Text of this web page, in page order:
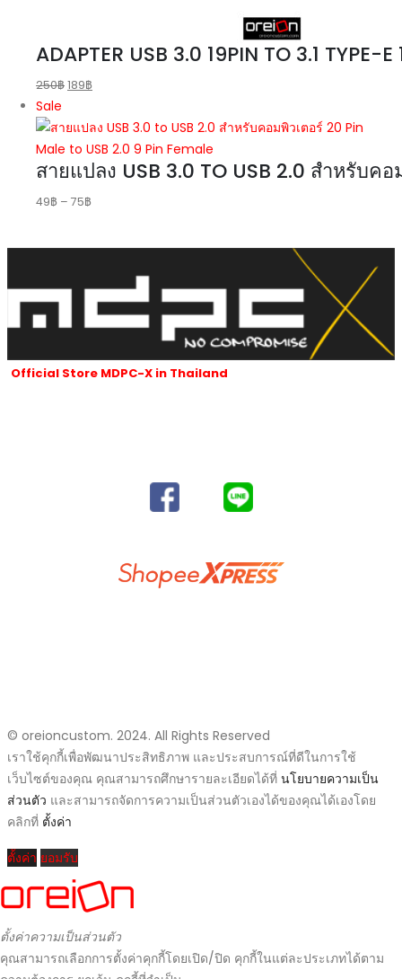
ADAPTER USB 3.0 19PIN TO 3.1 TYPE-E
250฿189฿
Sale
สายแปลง USB 3.0 TO USB 2.0 สำหรับคอ
49฿ – 75฿
Official Store MDPC-X in Thailand
© oreioncustom. 2024. All Rights Reserved
เราใช้คุกกี้เพื่อพัฒนาประสิทธิภาพ และประสบการณ์ที่ดีในการใช้
เว็บไซต์ของคุณ คุณสามารถศึกษารายละเอียดได้ที่ นโยบายความเป็น
ส่วนตัว และสามารถจัดการความเป็นส่วนตัวเองได้ของคุณได้เองโดย
คลิกที่ ตั้งค่า
ตั้งค่า ยอมรับ
ตั้งค่าความเป็นส่วนตัว
คุณสามารถเลือกการตั้งค่าคุกกี้โดยเปิด/ปิด คุกกี้ในแต่ละประเภทได้ตาม